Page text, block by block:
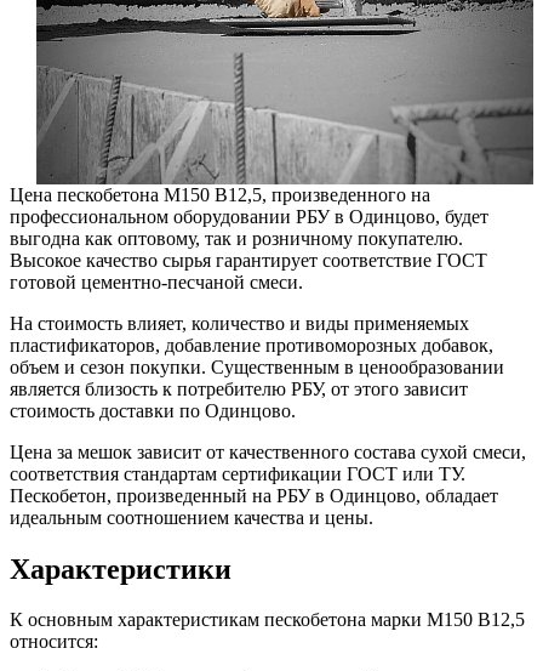
Цена пескобетона М150 B12,5, произведенного на
профессиональном оборудовании РБУ в Одинцово, будет
выгодна как оптовому, так и розничному покупателю.
Высокое качество сырья гарантирует соответствие ГОСТ
готовой цементно-песчаной смеси.
На стоимость влияет, количество и виды применяемых
пластификаторов, добавление противоморозных добавок,
объем и сезон покупки. Существенным в ценообразовании
является близость к потребителю РБУ, от этого зависит
стоимость доставки по Одинцово.
Цена за мешок зависит от качественного состава сухой смеси,
соответствия стандартам сертификации ГОСТ или ТУ.
Пескобетон, произведенный на РБУ в Одинцово, обладает
идеальным соотношением качества и цены.
Характеристики
К основным характеристикам пескобетона марки М150 B12,5
относится: